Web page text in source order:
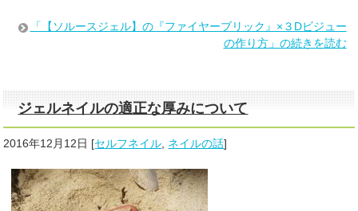
「【ソルースジェル】の『ファイヤーブリック』×３Dビジュー
の作り方」の続きを読む
ジェルネイルの適正な厚みについて
2016年12月12日 [セルフネイル ネイルの話]